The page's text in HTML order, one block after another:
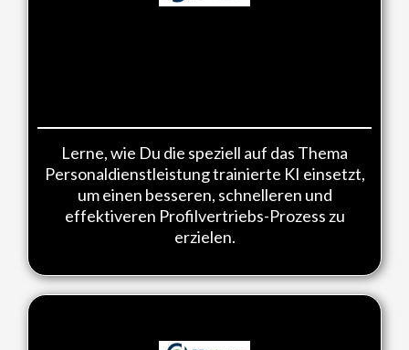
Lerne, wie Du die speziell auf das Thema
Personaldienstleistung trainierte KI einsetzt,
um einen besseren, schnelleren und
effektiveren Profilvertriebs-Prozess zu
erzielen.